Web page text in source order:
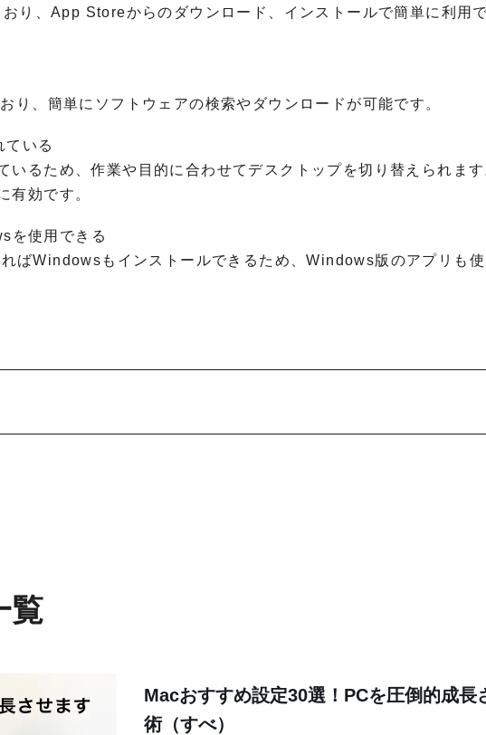
り、App Storeからのダウンロード、インストールで簡単に利用
り、簡単にソフトウェアの検索やダウンロードが可能です。
ている
いるため、作業や目的に合わせてデスクトップを切り替えられます
有効です。
を使用できる
ばWindowsもインストールできるため、Windows版のアプリも使
覧
Macおすすめ設定30選！PCを圧倒的成長
術（すべ）